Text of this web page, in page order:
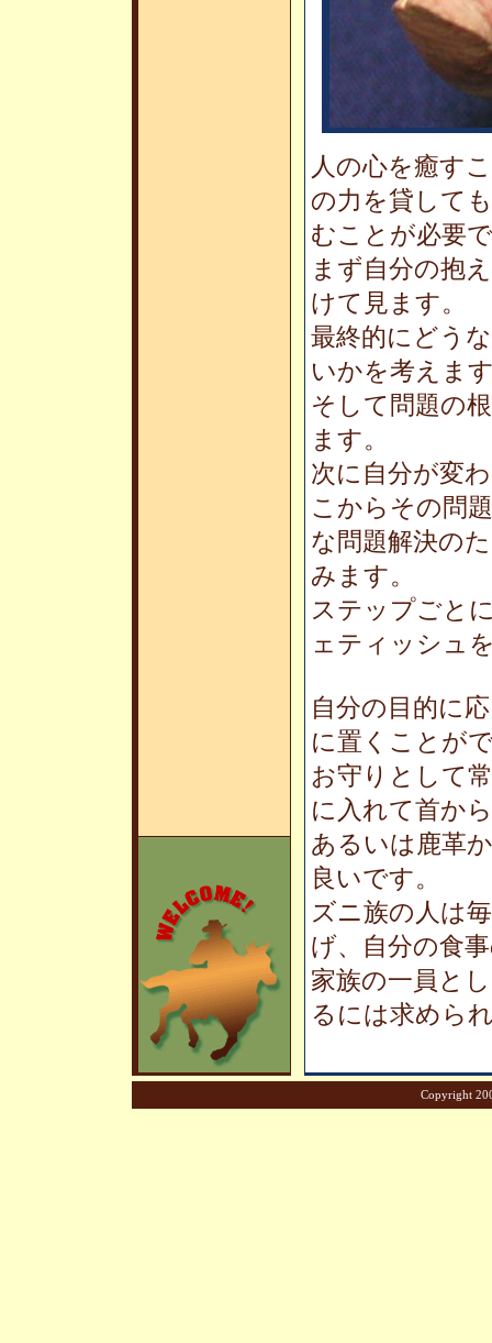
人の心を癒す
の力を貸して
むことが必要
まず自分の抱
けて見ます。
最終的にどう
いかを考えま
そして問題の
ます。
次に自分が変
こからその問
な問題解決の
みます。
ステップごと
ェティッシュ
自分の目的に
に置くことが
お守りとして
に入れて首か
あるいは鹿革
良いです。
ズニ族の人は
げ、自分の食
家族の一員と
るには求めら
Copyright